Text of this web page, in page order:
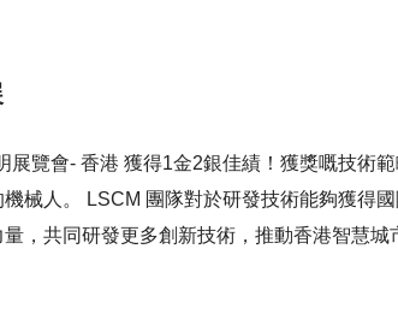
展覽會- 香港 獲得1金2銀佳績！獲獎嘅技術
可深感鼓舞！我們將與
，共同研發更多創新技術，推動香港智慧城